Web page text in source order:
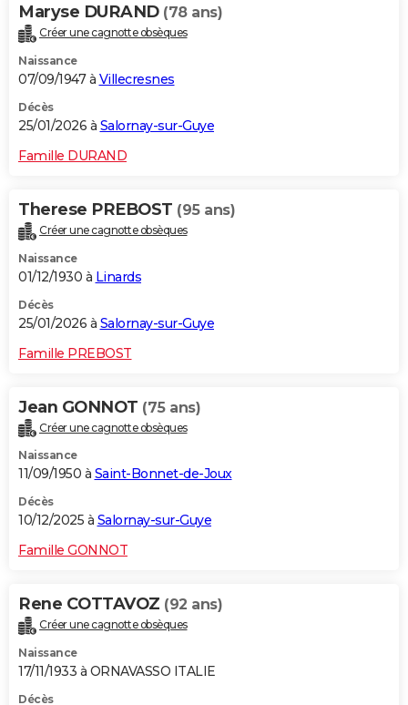
Maryse DURAND (78 ans)
Créer une cagnotte obsèques
Naissance
07/09/1947 à Villecresnes
Décès
25/01/2026 à Salornay-sur-Guye
Famille DURAND
Therese PREBOST (95 ans)
Créer une cagnotte obsèques
Naissance
01/12/1930 à Linards
Décès
25/01/2026 à Salornay-sur-Guye
Famille PREBOST
Jean GONNOT (75 ans)
Créer une cagnotte obsèques
Naissance
11/09/1950 à Saint-Bonnet-de-Joux
Décès
10/12/2025 à Salornay-sur-Guye
Famille GONNOT
Rene COTTAVOZ (92 ans)
Créer une cagnotte obsèques
Naissance
17/11/1933 à ORNAVASSO ITALIE
Décès